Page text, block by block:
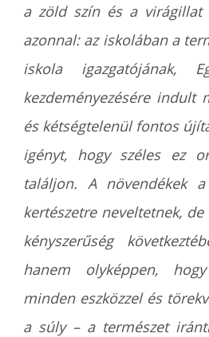
a zöld szín és a
azonnal: az iskolában a
iskola igazgatójának,
kezdeményezésére indult
és kétségtelenül fontos
igényt, hogy széles ez
találjon. A növendékek
kertészetre neveltetnek,
kényszerűség
hanem olyképpen,
minden eszközzel és
a súly – a természet